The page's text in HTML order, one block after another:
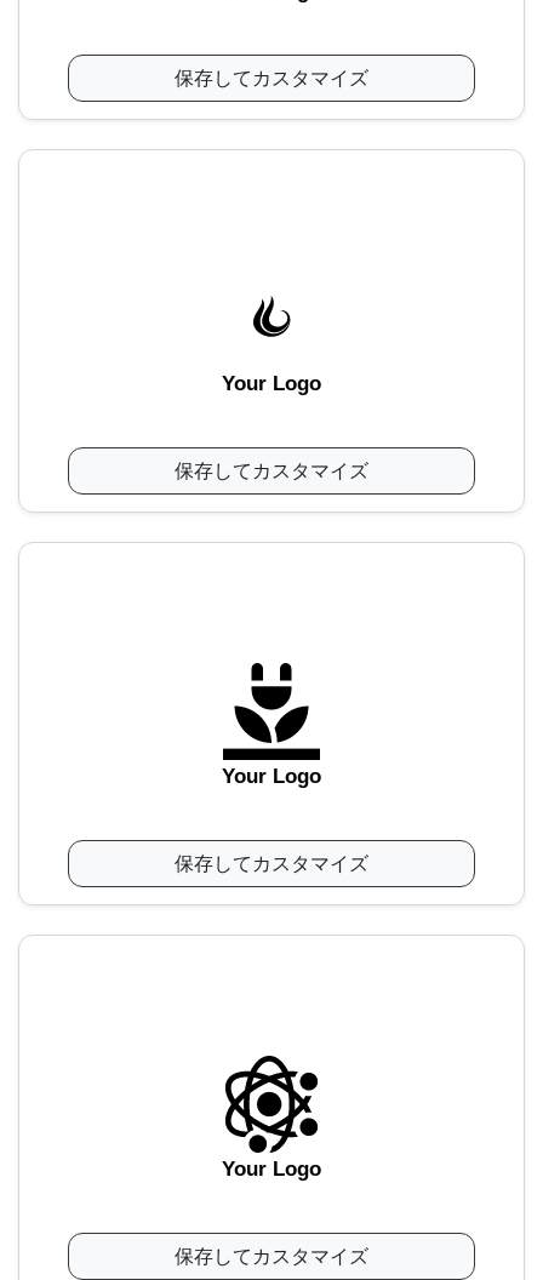
保存してカスタマイズ
Your Logo
保存してカスタマイズ
Your Logo
保存してカスタマイズ
Your Logo
保存してカスタマイズ